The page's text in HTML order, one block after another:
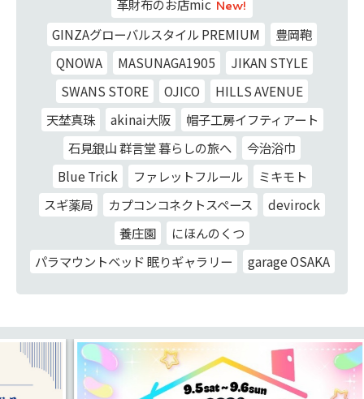
革財布のお店mic New!
GINZAグローバルスタイル PREMIUM
豊岡鞄
QNOWA
MASUNAGA1905
JIKAN STYLE
SWANS STORE
OJICO
HILLS AVENUE
天埜真珠
akinai大阪
帽子工房イフティアート
石見銀山 群言堂 暮らしの旅へ
今治浴巾
Blue Trick
ファレットフルール
ミキモト
スギ薬局
カプコンコネクトスペース
devirock
養庄園
にほんのくつ
パラマウントベッド 眠りギャラリー
garage OSAKA